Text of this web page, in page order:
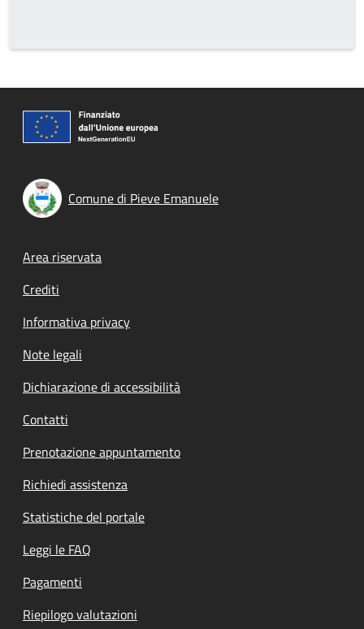
Comune di Pieve Emanuele
Footer menu
Area riservata
Crediti
Informativa privacy
Note legali
Dichiarazione di accessibilità
Contatti
Prenotazione appuntamento
Richiedi assistenza
Statistiche del portale
Leggi le FAQ
Pagamenti
Riepilogo valutazioni